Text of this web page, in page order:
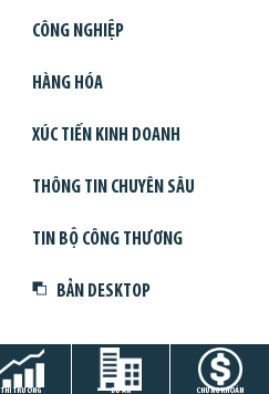
CÔNG NGHIỆP
HÀNG HÓA
XÚC TIẾN KINH DOANH
THÔNG TIN CHUYÊN SÂU
TIN BỘ CÔNG THƯƠNG
BẢN DESKTOP
THỊ TRƯỜNG DỰ ÁN CHỨNG KHOÁN